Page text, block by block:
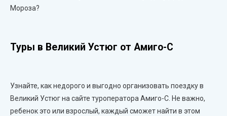
Мороза?
Туры в Великий Устюг от Амиго-С
Узнайте, как недорого и выгодно организовать поездку в
Великий Устюг на сайте туроператора Амиго-С. Не важно,
ребенок это или взрослый, каждый сможет найти в этом